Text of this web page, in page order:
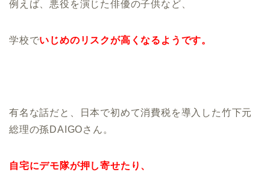
例えば、悪役を演じた俳優の子供など、
学校でいじめのリスクが高くなるようです。
有名な話だと、日本で初めて消費税を導入した竹下元
総理の孫DAIGOさん。
自宅にデモ隊が押し寄せたり、